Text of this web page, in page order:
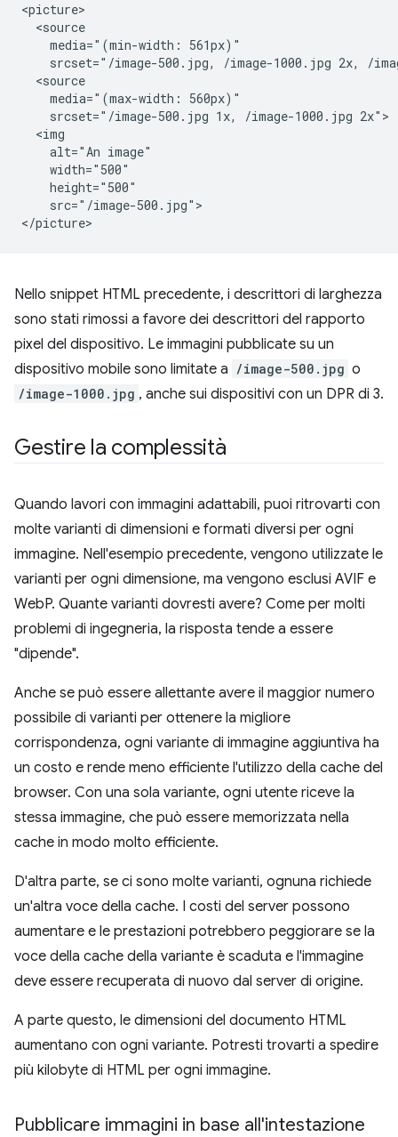
<picture>
  <source
    media="(min-width: 561px)"
srcset="/image-500.jpg, /image-1000.jpg 2x, /
  <source
    media="(max-width: 560px)"
    srcset="/image-500.jpg 1x, /image-1000.jpg 2x">
  <img
    alt="An image"
    width="500"
    height="500"
    src="/image-500.jpg">
Nello snippet HTML precedente, i descrittori di larghezza
sono stati rimossi a favore dei descrittori del rapporto
pixel del dispositivo. Le immagini pubblicate su un
dispositivo mobile sono limitate a /image-500.jpg o
/image-1000.jpg , anche sui dispositivi con un DPR di 3.
Gestire la complessità
Quando lavori con immagini adattabili, puoi ritrovarti con
molte varianti di dimensioni e formati diversi per ogni
immagine. Nell'esempio precedente, vengono utilizzate le
varianti per ogni dimensione, ma vengono esclusi AVIF e
WebP. Quante varianti dovresti avere? Come per molti
problemi di ingegneria, la risposta tende a essere
"dipende".
Anche se può essere allettante avere il maggior numero
possibile di varianti per ottenere la migliore
corrispondenza, ogni variante di immagine aggiuntiva ha
un costo e rende meno efficiente l'utilizzo della cache del
browser. Con una sola variante, ogni utente riceve la
stessa immagine, che può essere memorizzata nella
cache in modo molto efficiente.
D'altra parte, se ci sono molte varianti, ognuna richiede
un'altra voce della cache. I costi del server possono
aumentare e le prestazioni potrebbero peggiorare se la
voce della cache della variante è scaduta e l'immagine
deve essere recuperata di nuovo dal server di origine.
A parte questo, le dimensioni del documento HTML
aumentano con ogni variante. Potresti trovarti a spedire
più kilobyte di HTML per ogni immagine.
Pubblicare immagini in base all'intestazione